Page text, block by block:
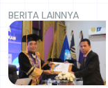
BERITA LAINNYA